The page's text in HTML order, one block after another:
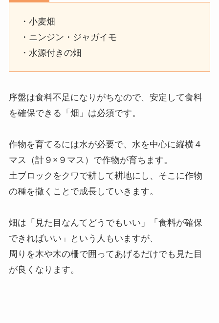
・小麦畑
・ニンジン・ジャガイモ
・水源付きの畑
序盤は食料不足になりがちなので、安定して食料
を確保できる「畑」は必須です。
作物を育てるには水が必要で、水を中心に縦横４
マス（計９×９マス）で作物が育ちます。
土ブロックをクワで耕して耕地にし、そこに作物
の種を撒くことで成長していきます。
畑は「見た目なんてどうでもいい」「食料が確保
できればいい」という人もいますが、
周りを木や木の柵で囲ってあげるだけでも見た目
が良くなります。